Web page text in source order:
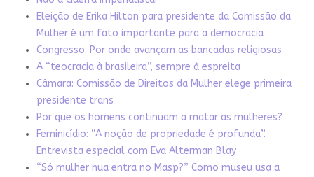
Eleição de Erika Hilton para presidente da Comissão da
Mulher é um fato importante para a democracia
Congresso: Por onde avançam as bancadas religiosas
A “teocracia à brasileira”, sempre à espreita
Câmara: Comissão de Direitos da Mulher elege primeira
presidente trans
Por que os homens continuam a matar as mulheres?
Feminicídio: “A noção de propriedade é profunda”.
Entrevista especial com Eva Alterman Blay
“Só mulher nua entra no Masp?” Como museu usa a